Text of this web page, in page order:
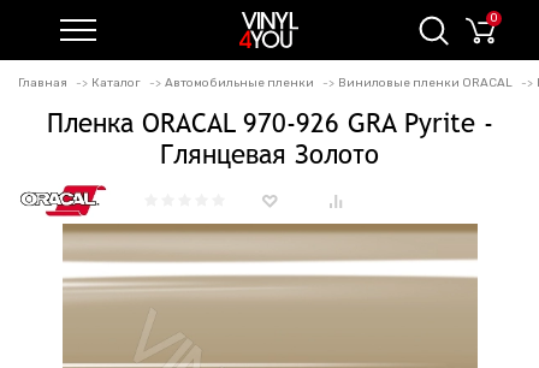
0
Главная Каталог Автомобильные пленки Виниловые пленки ORACAL
Пленка ORACAL 970-926 GRA Pyrite -
Глянцевая Золото